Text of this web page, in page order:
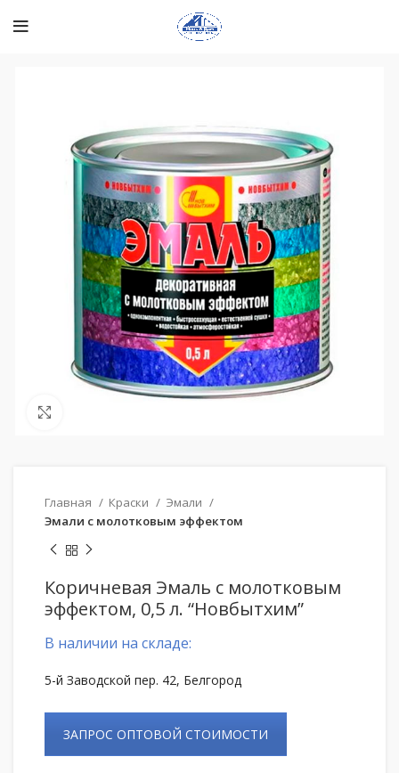
Главная Краски
Эмали
Эмали с молотковым эффектом
Коричневая Эмаль с молотковым
эффектом, 0,5 л. “Новбытхим”
В наличии на складе:
5-й Заводской пер. 42, Белгород
ЗАПРОС ОПТОВОЙ СТОИМОСТИ